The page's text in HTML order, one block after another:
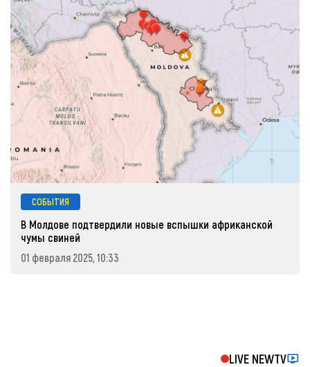
СОБЫТИЯ
В Молдове подтвердили новые вспышки африканской
чумы свиней
01 февраля 2025, 10:33
LIVE NEWTV